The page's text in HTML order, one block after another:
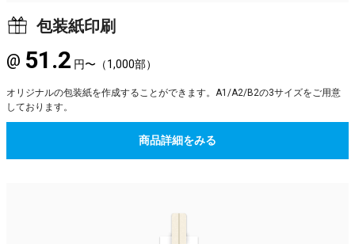
包装紙印刷
@ 51.2 円〜（1,000部）
オリジナルの包装紙を作成することができます。A1/A2/B2の3サイズをご用意
しております。
商品詳細をみる